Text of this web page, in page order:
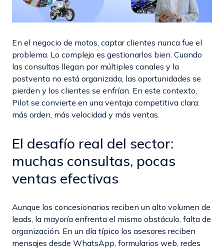
En el negocio de motos, captar clientes nunca fue el
problema. Lo complejo es gestionarlos bien. Cuando
las consultas llegan por múltiples canales y la
postventa no está organizada, las oportunidades se
pierden y los clientes se enfrían. En este contexto,
Pilot se convierte en una ventaja competitiva clara:
más orden, más velocidad y más ventas.
El desafío real del sector:
muchas consultas, pocas
ventas efectivas
Aunque los concesionarios reciben un alto volumen de
leads, la mayoría enfrenta el mismo obstáculo, falta de
organización. En un día típico los asesores reciben
mensajes desde WhatsApp, formularios web, redes